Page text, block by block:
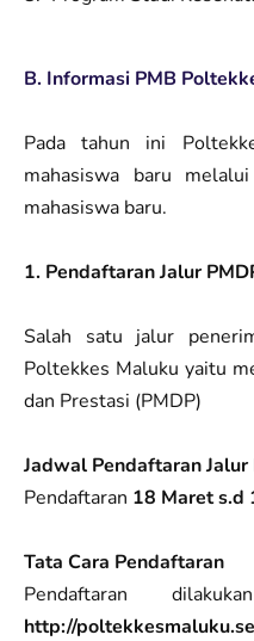
B. Informasi PMB
Pada tahun ini
mahasiswa baru
mahasiswa baru.
1. Pendaftaran Jalur
Salah satu jalur
Poltekkes Maluku yaitu
dan Prestasi (PMDP)
Jadwal Pendaftaran Jalur
Pendaftaran 18 Maret
Tata Cara Pendaftaran
Pendaftaran
http://